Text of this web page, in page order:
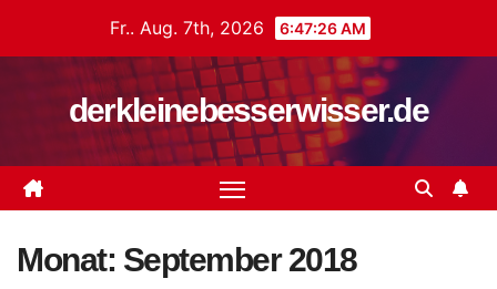
Fr.. Aug. 7th, 2026 6:47:26 AM
derkleinebesserwisser.de
Monat: September 2018